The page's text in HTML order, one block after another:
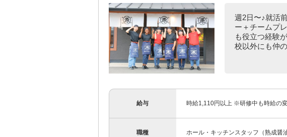
週2日〜♪就活
ー＋チームプ
も役立つ経験
校以外にも仲
給与 時給1,110円以上 ※研修中も時給の
職種 ホール・キッチンスタッフ（熟成醤